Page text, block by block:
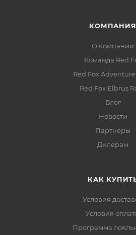
КОМПАНИЯ
О компании
Команда Red
Red Fox Adventure
Red Fox Elbrus
Блог
Новости
Партнеры
Дилерам
КАК
Условия
Условия
Программа